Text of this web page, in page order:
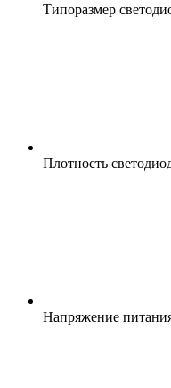
Типоразмер
Плотность
Напряжение